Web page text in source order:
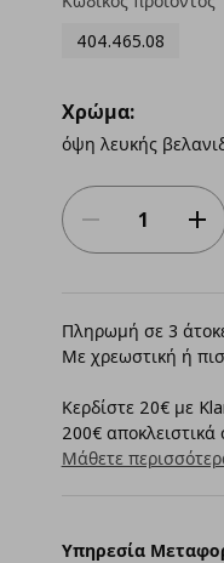
404.465.08
Χρώμα:
όψη λευκής
Πληρωμή σε 3
Με χρεωστική ή
Κερδίστε 20€ με
200€
Μάθετε
Υπηρεσία